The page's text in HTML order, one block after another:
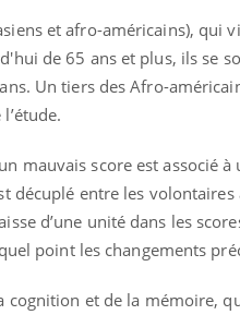
et afro-américains), qui
de 65 ans et plus, ils se
Un tiers des Afro-
mauvais score est associé
décuplé entre les
d’une unité dans les
point les changements
cognition et de la mémoire,
Youtube
Eczéma Chronique
expliquer ma
Il y a des sujets qui
montrer ...